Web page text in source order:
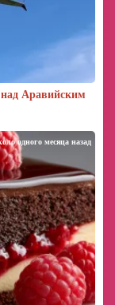
Аравийским
одного месяца назад